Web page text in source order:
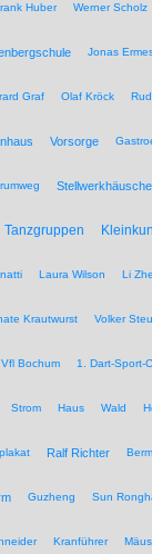
Huber Werner Scholz
Jonas
Graf Olaf Kröck
Vorsorge
Tanzgruppen
Laura Wilson Li
Krautwurst Volker
Vfl Bochum 1. Dart-Sport-
Strom Haus Wald
Ralf Richter
Guzheng Sun
Kranführer